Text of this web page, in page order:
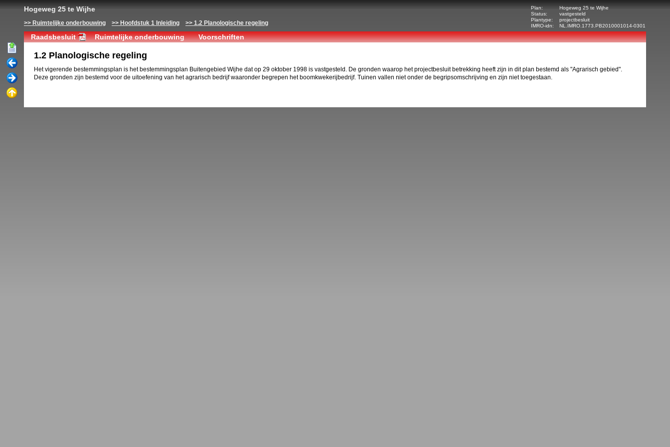
Hogeweg 25 te Wijhe
Ruimtelijke onderbouwing Hoofdstuk 1 Inleiding 1.2 Planologische regeling
Plan:
Hogeweg 25 te Wijhe
Status:
vastgesteld
Plantype:
projectbesluit
IMRO-idn:
NL.IMRO.1773.PB2010001014-0301
Raadsbesluit Ruimtelijke onderbouwing Voorschriften
1.2 Planologische regeling
Het vigerende bestemmingsplan is het bestemmingsplan Buitengebied Wijhe dat op 29 oktober 1998 is vastgesteld. De gronden waarop het projectbesluit betrekking heeft zijn in dit plan bestemd als "Agrarisch gebied".
Deze gronden zijn bestemd voor de uitoefening van het agrarisch bedrijf waaronder begrepen het boomkwekerijbedrijf. Tuinen vallen niet onder de begripsomschrijving en zijn niet toegestaan.